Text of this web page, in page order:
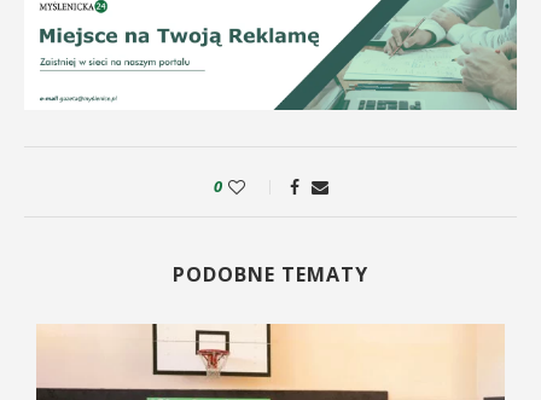
0
PODOBNE TEMATY